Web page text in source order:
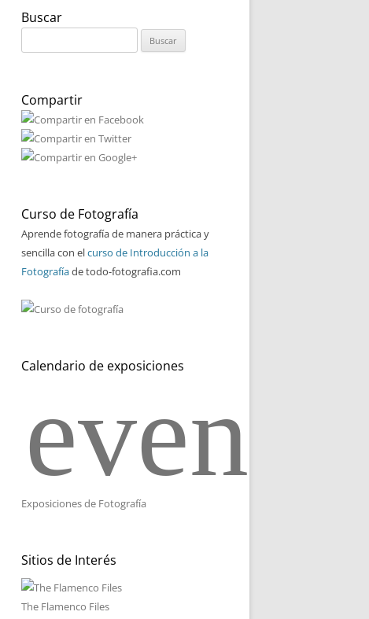
Buscar
Compartir
Curso de Fotografía
Aprende fotografía de manera práctica y
sencilla con elcurso de Introducción a la
Fotografíade todo-fotografia.com
Calendario de exposiciones
Exposiciones de Fotografía
Sitios de Interés
The Flamenco Files